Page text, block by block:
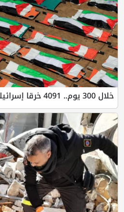
خلال 300 يوم.. 4091 خرقا إسرائيليا لاتفا...